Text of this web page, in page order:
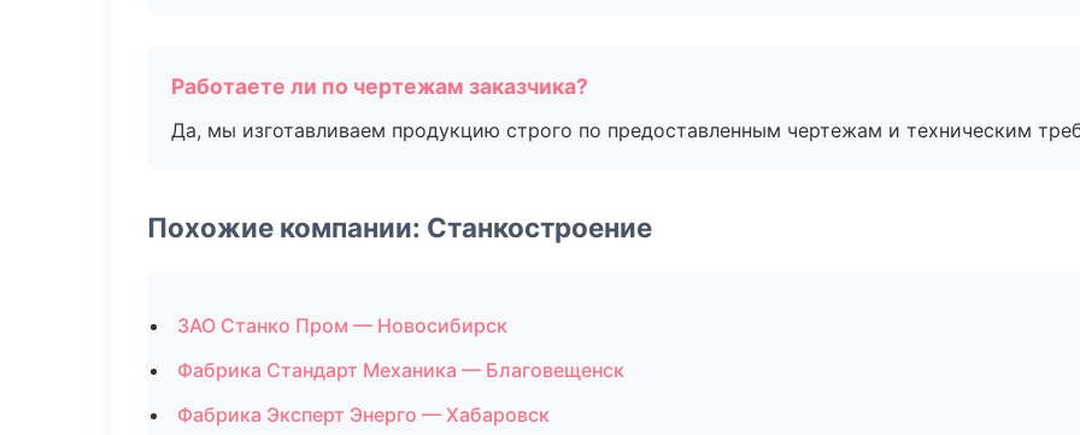
Работаете ли по чертежам заказчика?
Да, мы изготавливаем продукцию строго по предоставленным чертежам и техническим
Похожие компании: Станкостроение
ЗАО Станко Пром — Новосибирск
Фабрика Стандарт Механика — Благовещенск
Фабрика Эксперт Энерго — Хабаровск